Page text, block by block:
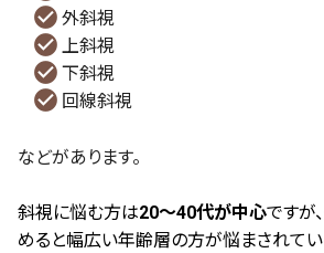
外斜視
上斜視
下斜視
回線斜視
などがあります。
斜視に悩む方は20～40代が中心ですが
めると幅広い年齢層の方が悩まされてい